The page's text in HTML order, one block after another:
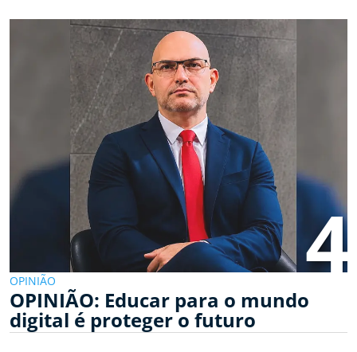
4
OPINIÃO
OPINIÃO: Educar para o mundo
digital é proteger o futuro